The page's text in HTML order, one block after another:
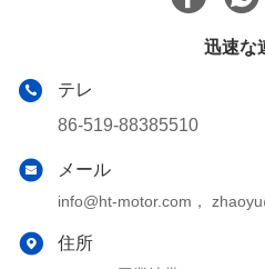
迅速な
テレ
86-519-88385510
メール
info@ht-motor.com，
住所